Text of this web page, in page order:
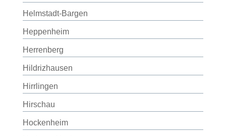
Helmstadt-Bargen
Heppenheim
Herrenberg
Hildrizhausen
Hirrlingen
Hirschau
Hockenheim